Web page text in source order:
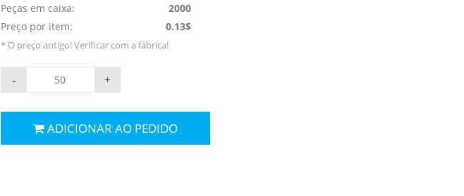
Peças em caixa:
2000
Preço por item:
0.13$
* O preço antigo! Verificar com a fábrica!
+
-
ADICIONAR AO PEDIDO